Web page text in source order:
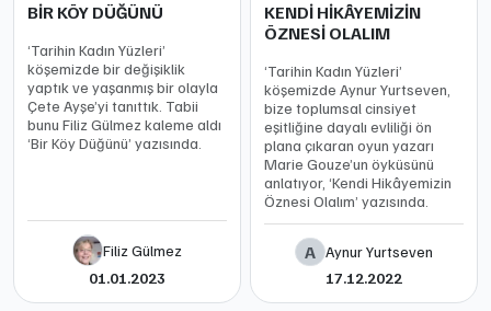
BİR KÖY DÜĞÜNÜ
‘Tarihin Kadın Yüzleri’
köşemizde bir değişiklik
yaptık ve yaşanmış bir olayla
Çete Ayşe’yi tanıttık. Tabii
bunu Filiz Gülmez kaleme aldı
‘Bir Köy Düğünü’ yazısında.
Filiz Gülmez
01.01.2023
KENDİ HİKÂYEMİZİN
ÖZNESİ OLALIM
‘Tarihin Kadın Yüzleri’
köşemizde Aynur Yurtseven,
bize toplumsal cinsiyet
eşitliğine dayalı evliliği ön
plana çıkaran oyun yazarı
Marie Gouze’un öyküsünü
anlatıyor, ‘Kendi Hikâyemizin
Öznesi Olalım’ yazısında.
A Aynur Yurtseven
17.12.2022